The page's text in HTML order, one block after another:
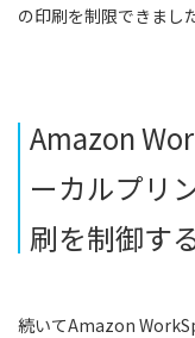
の印刷を制限できまし
Amazon
ーカルプリ
刷を制御す
続いてAmazon